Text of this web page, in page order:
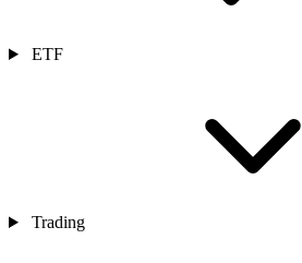
ETF
Trading